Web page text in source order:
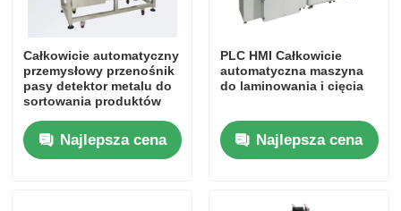
Całkowicie automatyczny
przemysłowy przenośnik
pasy detektor metalu do
sortowania produktów
zabawki ubrania obuwie
itp.
Najlepsza cena
PLC HMI Całkowicie
automatyczna maszyna
do laminowania i cięcia
Najlepsza cena